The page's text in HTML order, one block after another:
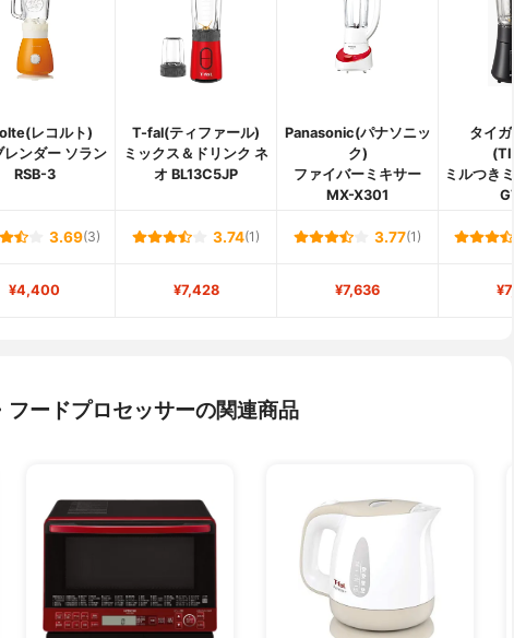
レコルト)
レンダー ソラン
RSB-3
T-fal(ティファール)
ミックス＆ドリンク ネ
オ BL13C5JP
Panasonic(パナソニッ
ク)
ファイバーミキサー
MX-X301
タイガ
ミルつき
3.69(3) 3.74(1) 3.77(1)
¥4,400 ¥7,428 ¥7,636
フードプロセッサーの関連商品